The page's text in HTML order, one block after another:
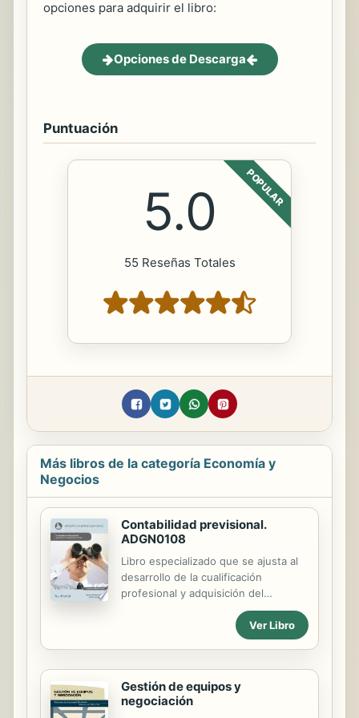
opciones para adquirir el libro:
Opciones de Descarga
Puntuación
POPULAR
5.0
55 Reseñas Totales
Más libros de la categoría Economía y
Negocios
Contabilidad previsional.
ADGN0108
Libro especializado que se ajusta al
desarrollo de la cualificación
profesional y adquisición del
certificado de profesionalidad
"ADGN0108. FINANCIACIÓN DE
EMPRESAS". Manual imprescindible
que se basa en los principios de la
cualificación y dinamización del
conocimiento, como premisas para la
Ver Libro
Gestión de equipos y
negociación